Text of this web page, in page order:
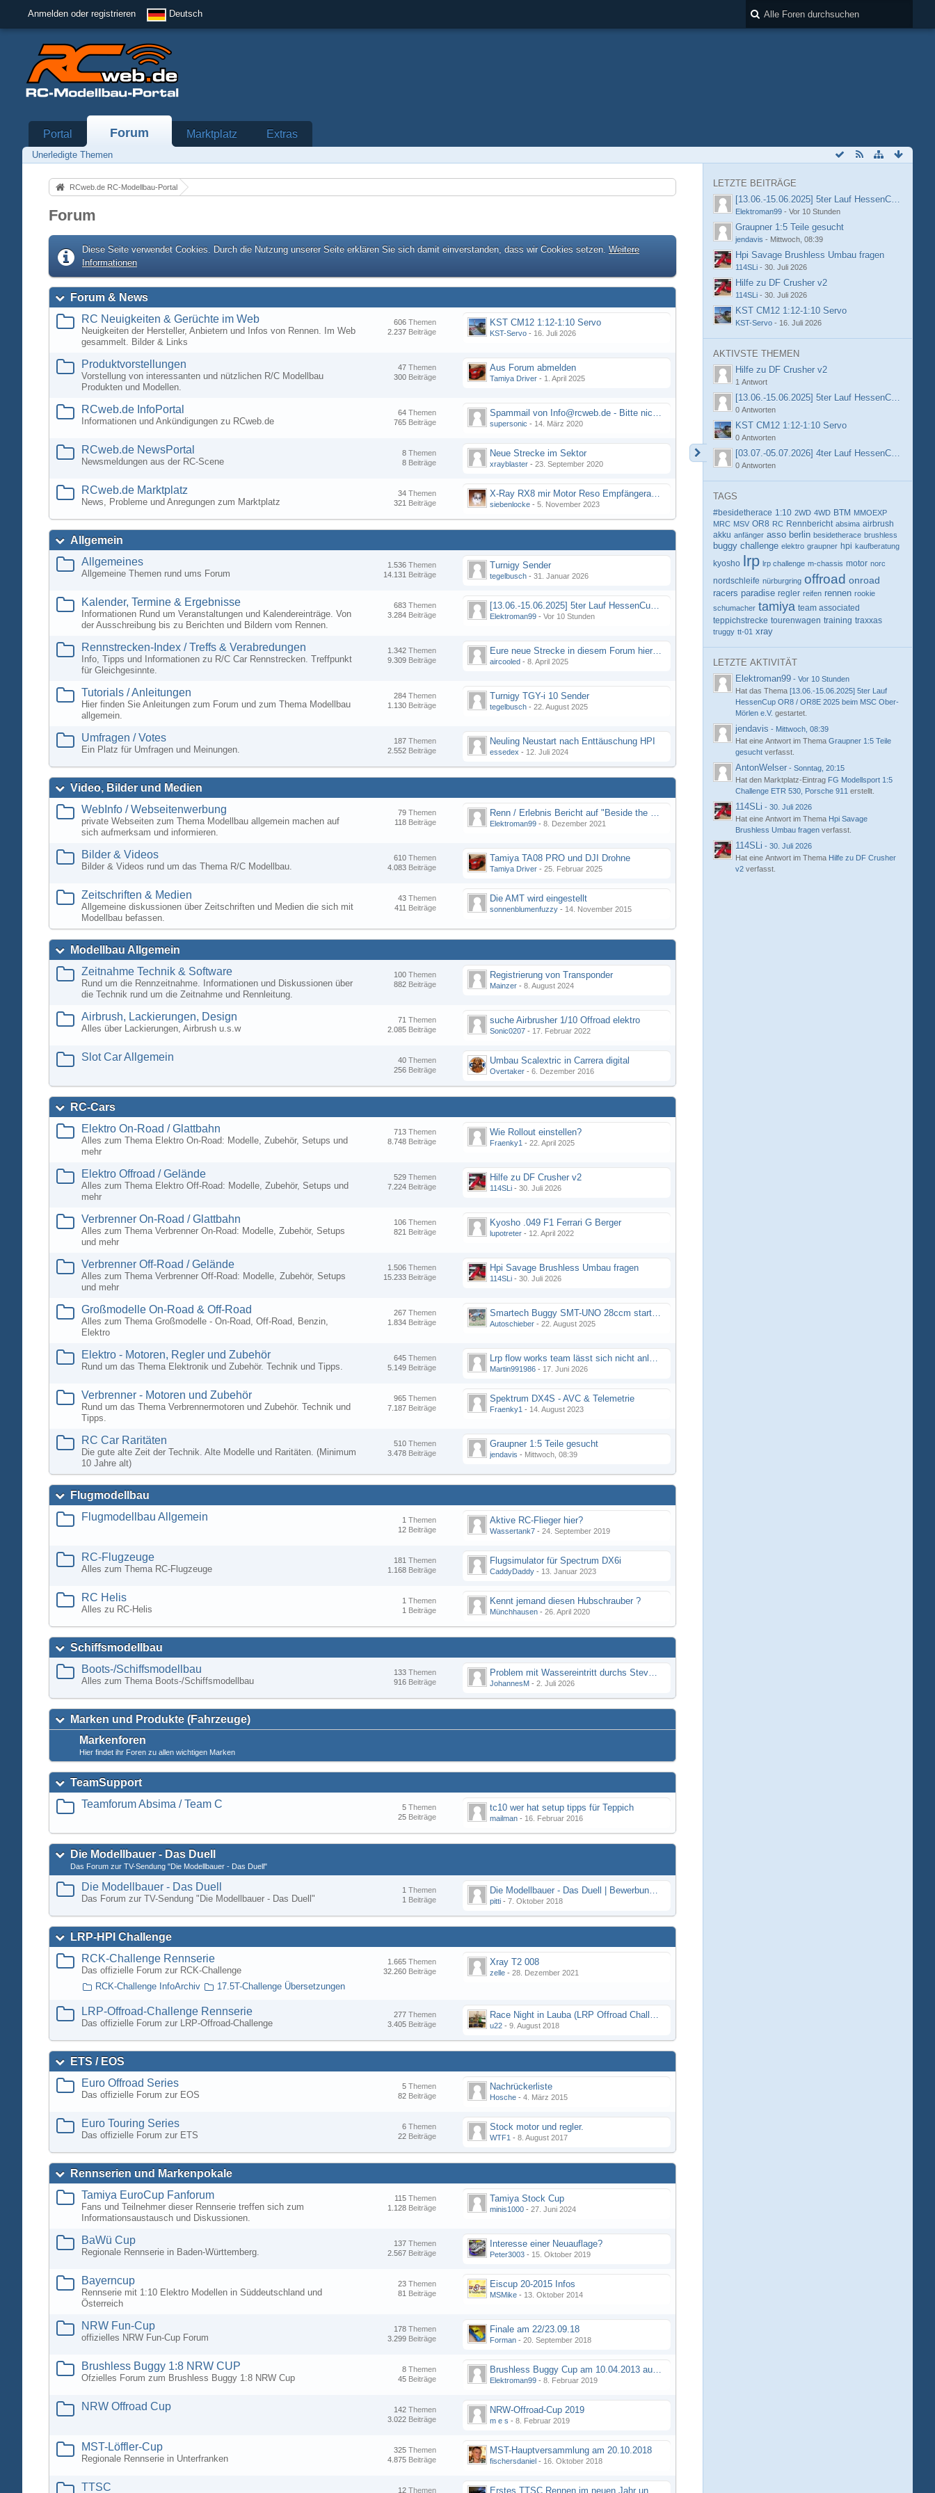
Anmelden oder registrieren Deutsch
Portal Forum Marktplatz Extras
Unerledigte Themen
RCweb.de RC-Modellbau-Portal
Forum
Diese Seite verwendet Cookies. Durch die Nutzung unserer Seite erklären Sie sich damit einverstanden, dass wir Cookies setzen. Weitere
Informationen
Forum & News
RC Neuigkeiten & Gerüchte im Web
Neuigkeiten der Hersteller, Anbietern und Infos von Rennen. Im Web
gesammelt. Bilder & Links
Themen
606
Beiträge
2.237
KST CM12 1:12-1:10 Servo
KST-Servo - 16. Juli 2026
Produktvorstellungen
Vorstellung von interessanten und nützlichen R/C Modellbau
Produkten und Modellen.
Themen
47
Beiträge
300
Aus Forum abmelden
Tamiya Driver - 1. April 2025
RCweb.de InfoPortal
Informationen und Ankündigungen zu RCweb.de
Themen
64
Beiträge
765
Spammail von Info@rcweb.de - Bitte nicht auf den Link klicken
supersonic - 14. März 2020
RCweb.de NewsPortal
Newsmeldungen aus der RC-Scene
Themen
8
Beiträge
8
Neue Strecke im Sektor
xrayblaster - 23. September 2020
RCweb.de Marktplatz
News, Probleme und Anregungen zum Marktplatz
Themen
34
Beiträge
321
X-Ray RX8 mir Motor Reso Empfängerakku
siebenlocke - 5. November 2023
Allgemein
Allgemeines
Allgemeine Themen rund ums Forum
Themen
1.536
Beiträge
14.131
Turnigy Sender
tegelbusch - 31. Januar 2026
Kalender, Termine & Ergebnisse
Informationen Rund um Veranstaltungen und Kalendereinträge. Von
der Ausschreibung bis zu Berichten und Bildern vom Rennen.
Themen
683
Beiträge
3.284
[13.06.-15.06.2025] 5ter Lauf HessenCup OR8 / OR8E 2025 beim MSC Ober-Mörlen e.V.
Elektroman99 - Vor 10 Stunden
Rennstrecken-Index / Treffs & Verabredungen
Info, Tipps und Informationen zu R/C Car Rennstrecken. Treffpunkt
für Gleichgesinnte.
Themen
1.342
Beiträge
9.309
Eure neue Strecke in diesem Forum hier posten
aircooled - 8. April 2025
Tutorials / Anleitungen
Hier finden Sie Anleitungen zum Forum und zum Thema Modellbau
allgemein.
Themen
284
Beiträge
1.130
Turnigy TGY-i 10 Sender
tegelbusch - 22. August 2025
Umfragen / Votes
Ein Platz für Umfragen und Meinungen.
Themen
187
Beiträge
2.552
Neuling Neustart nach Enttäuschung HPI
essedex - 12. Juli 2024
Video, Bilder und Medien
WebInfo / Webseitenwerbung
private Webseiten zum Thema Modellbau allgemein machen auf
sich aufmerksam und informieren.
Themen
79
Beiträge
118
Renn / Erlebnis Bericht auf "Beside the Race"
Elektroman99 - 8. Dezember 2021
Bilder & Videos
Bilder & Videos rund um das Thema R/C Modellbau.
Themen
610
Beiträge
4.083
Tamiya TA08 PRO und DJI Drohne
Tamiya Driver - 25. Februar 2025
Zeitschriften & Medien
Allgemeine diskussionen über Zeitschriften und Medien die sich mit
Modellbau befassen.
Themen
43
Beiträge
411
Die AMT wird eingestellt
sonnenblumenfuzzy - 14. November 2015
Modellbau Allgemein
Zeitnahme Technik & Software
Rund um die Rennzeitnahme. Informationen und Diskussionen über
die Technik rund um die Zeitnahme und Rennleitung.
Themen
100
Beiträge
882
Registrierung von Transponder
Mainzer - 8. August 2024
Airbrush, Lackierungen, Design
Alles über Lackierungen, Airbrush u.s.w
Themen
71
Beiträge
2.085
suche Airbrusher 1/10 Offroad elektro
Sonic0207 - 17. Februar 2022
Slot Car Allgemein Themen
40
Beiträge
256
Umbau Scalextric in Carrera digital
Overtaker - 6. Dezember 2016
RC-Cars
Elektro On-Road / Glattbahn
Alles zum Thema Elektro On-Road: Modelle, Zubehör, Setups und
mehr
Themen
713
Beiträge
8.748
Wie Rollout einstellen?
Fraenky1 - 22. April 2025
Elektro Offroad / Gelände
Alles zum Thema Elektro Off-Road: Modelle, Zubehör, Setups und
mehr
Themen
529
Beiträge
7.224
Hilfe zu DF Crusher v2
114SLi - 30. Juli 2026
Verbrenner On-Road / Glattbahn
Alles zum Thema Verbrenner On-Road: Modelle, Zubehör, Setups
und mehr
Themen
106
Beiträge
821
Kyosho .049 F1 Ferrari G Berger
lupotreter - 12. April 2022
Verbrenner Off-Road / Gelände
Alles zum Thema Verbrenner Off-Road: Modelle, Zubehör, Setups
und mehr
Themen
1.506
Beiträge
15.233
Hpi Savage Brushless Umbau fragen
114SLi - 30. Juli 2026
Großmodelle On-Road & Off-Road
Alles zum Thema Großmodelle - On-Road, Off-Road, Benzin,
Elektro
Themen
267
Beiträge
1.834
Smartech Buggy SMT-UNO 28ccm startet nicht
Autoschieber - 22. August 2025
Elektro - Motoren, Regler und Zubehör
Rund um das Thema Elektronik und Zubehör. Technik und Tipps.
Themen
645
Beiträge
5.149
Lrp flow works team lässt sich nicht anlernen
Martin991986 - 17. Juni 2026
Verbrenner - Motoren und Zubehör
Rund um das Thema Verbrennermotoren und Zubehör. Technik und
Tipps.
Themen
965
Beiträge
7.187
Spektrum DX4S - AVC & Telemetrie
Fraenky1 - 14. August 2023
RC Car Raritäten
Die gute alte Zeit der Technik. Alte Modelle und Raritäten. (Minimum
10 Jahre alt)
Themen
510
Beiträge
3.478
Graupner 1:5 Teile gesucht
jendavis - Mittwoch, 08:39
Flugmodellbau
Flugmodellbau Allgemein
Themen
1
Beiträge
12
Aktive RC-Flieger hier?
Wassertank7 - 24. September 2019
RC-Flugzeuge
Alles zum Thema RC-Flugzeuge
Themen
181
Beiträge
1.168
Flugsimulator für Spectrum DX6i
CaddyDaddy - 13. Januar 2023
RC Helis
Alles zu RC-Helis
Themen
1
Beiträge
1
Kennt jemand diesen Hubschrauber ?
Münchhausen - 26. April 2020
Schiffsmodellbau
Boots-/Schiffsmodellbau
Alles zum Thema Boots-/Schiffsmodellbau
Themen
133
Beiträge
916
Problem mit Wassereintritt durchs Stevenrohr beim Rennboot
JohannesM - 2. Juli 2026
Marken und Produkte (Fahrzeuge)
Markenforen
Hier findet ihr Foren zu allen wichtigen Marken
TeamSupport
Teamforum Absima / Team C
Themen
5
Beiträge
25
tc10 wer hat setup tipps für Teppich
mailman - 16. Februar 2016
Die Modellbauer - Das Duell
Das Forum zur TV-Sendung "Die Modellbauer - Das Duell"
Die Modellbauer - Das Duell
Das Forum zur TV-Sendung "Die Modellbauer - Das Duell"
Themen
1
Beiträge
1
Die Modellbauer - Das Duell | Bewerbung für neue Staffel bei DMAX *Werbung*
pitti - 7. Oktober 2018
LRP-HPI Challenge
RCK-Challenge Rennserie
Das offizielle Forum zur RCK-Challenge
Themen
1.665
Beiträge
32.260
Xray T2 008
zelle - 28. Dezember 2021
RCK-Challenge InfoArchiv 17.5T-Challenge Übersetzungen
LRP-Offroad-Challenge Rennserie
Das offizielle Forum zur LRP-Offroad-Challenge
Themen
277
Beiträge
3.405
Race Night in Lauba (LRP Offroad Challenge und freie Klassen) 25/26.08
u22 - 9. August 2018
ETS / EOS
Euro Offroad Series
Das offizielle Forum zur EOS
Themen
5
Beiträge
82
Nachrückerliste
Hosche - 4. März 2015
Euro Touring Series
Das offizielle Forum zur ETS
Themen
6
Beiträge
22
Stock motor und regler.
WTF1 - 8. August 2017
Rennserien und Markenpokale
Tamiya EuroCup Fanforum
Fans und Teilnehmer dieser Rennserie treffen sich zum
Informationsaustausch und Diskussionen.
Themen
115
Beiträge
1.128
Tamiya Stock Cup
minis1000 - 27. Juni 2024
BaWü Cup
Regionale Rennserie in Baden-Württemberg.
Themen
137
Beiträge
2.567
Interesse einer Neuauflage?
Peter3003 - 15. Oktober 2019
Bayerncup
Rennserie mit 1:10 Elektro Modellen in Süddeutschland und
Österreich
Themen
23
Beiträge
81
Eiscup 20-2015 Infos
MSMike - 13. Oktober 2014
NRW Fun-Cup
offizielles NRW Fun-Cup Forum
Themen
178
Beiträge
3.299
Finale am 22/23.09.18
Forman - 20. September 2018
Brushless Buggy 1:8 NRW CUP
Ofzielles Forum zum Brushless Buggy 1:8 NRW Cup
Themen
8
Beiträge
45
Brushless Buggy Cup am 10.04.2013 auf der Intermodellbau in Dortmund
Elektroman99 - 8. Februar 2019
NRW Offroad Cup Themen
142
Beiträge
3.022
NRW-Offroad-Cup 2019
m e s - 8. Februar 2019
MST-Löffler-Cup
Regionale Rennserie in Unterfranken
Themen
325
Beiträge
4.875
MST-Hauptversammlung am 20.10.2018
fischersdaniel - 16. Oktober 2018
TTSC Themen
12
LETZTE BEITRÄGE
[13.06.-15.06.2025] 5ter Lauf HessenCup OR8 /
Elektroman99 - Vor 10 Stunden
Graupner 1:5 Teile gesucht
jendavis - Mittwoch, 08:39
Hpi Savage Brushless Umbau fragen
114SLi - 30. Juli 2026
Hilfe zu DF Crusher v2
114SLi - 30. Juli 2026
KST CM12 1:12-1:10 Servo
KST-Servo - 16. Juli 2026
AKTIVSTE THEMEN
Hilfe zu DF Crusher v2
1 Antwort
[13.06.-15.06.2025] 5ter Lauf HessenCup OR8 /
0 Antworten
KST CM12 1:12-1:10 Servo
0 Antworten
[03.07.-05.07.2026] 4ter Lauf HessenCup OR8 /
0 Antworten
TAGS
#besidetherace 1:10 2WD 4WD BTM MMOEXP
MRC MSV OR8 RC Rennbericht absima airbrush
akku anfänger asso berlin besidetherace brushless
buggy challenge elektro graupner hpi kaufberatung
kyosho lrp lrp challenge m-chassis motor norc
nordschleife nürburgring offroad onroad
racers paradise regler reifen rennen rookie
schumacher tamiya team associated
teppichstrecke tourenwagen training traxxas
truggy tt-01 xray
LETZTE AKTIVITÄT
Elektroman99 - Vor 10 Stunden
Hat das Thema [13.06.-15.06.2025] 5ter Lauf
HessenCup OR8 / OR8E 2025 beim MSC Ober-
Mörlen e.V. gestartet.
jendavis - Mittwoch, 08:39
Hat eine Antwort im Thema Graupner 1:5 Teile
gesucht verfasst.
AntonWelser - Sonntag, 20:15
Hat den Marktplatz-Eintrag FG Modellsport 1:5
Challenge ETR 530, Porsche 911 erstellt.
114SLi - 30. Juli 2026
Hat eine Antwort im Thema Hpi Savage
Brushless Umbau fragen verfasst.
114SLi - 30. Juli 2026
Hat eine Antwort im Thema Hilfe zu DF Crusher
v2 verfasst.